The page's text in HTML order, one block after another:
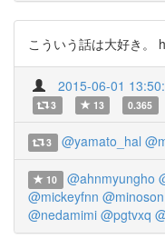
こういう話は大好き。
2015-06-01
3 13 0.365
3 @yamato_hal
10 @ahnmyungho
@mickeyfnn @minoson
@nedamimi @pgtvxq